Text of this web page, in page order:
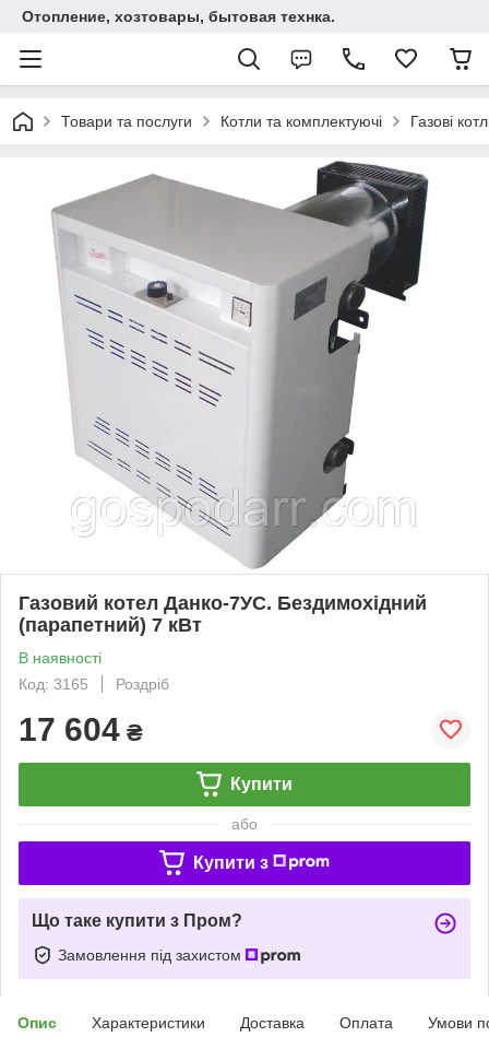
Отопление, хозтовары, бытовая технка.
Товари та послуги Котли та комплектуючі Газові
Газовий котел Данко-7УС. Бездимохідний
(парапетний) 7 кВт
В наявності
Код: 3165
Роздріб
17 604 ₴
Купити
або
Купити з
Що таке купити з Пром?
Замовлення під захистом
Опис Характеристики Доставка Оплата Умови